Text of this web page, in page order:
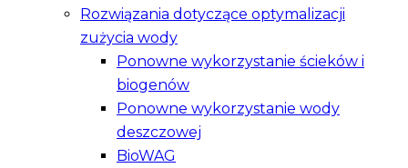
Rozwiązania dotyczące optymalizacji
zużycia wody
Ponowne wykorzystanie ścieków i
biogenów
Ponowne wykorzystanie wody
deszczowej
BioWAG